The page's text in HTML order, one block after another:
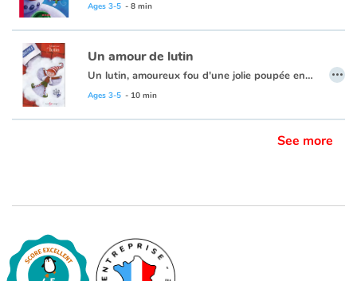
Ages 3-5 - 8 min
Un amour de lutin
Un lutin, amoureux fou d'une jolie poupée endormie, tente par tous les moyens de la réveiller. Quenotte, toujours prête à venir en aide à ses amis de passage, apprendra au lutin de quoi sont faits les vrais cadeaux.
Ages 3-5 - 10 min
…
See more